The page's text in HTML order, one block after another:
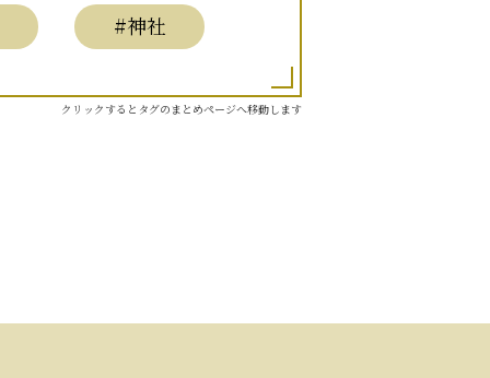
#神社
クリックするとタグのまとめページへ移動します